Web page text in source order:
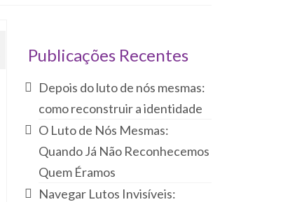
Publicações Recentes
Depois do luto de nós mesmas:
como reconstruir a identidade
O Luto de Nós Mesmas:
Quando Já Não Reconhecemos
Quem Éramos
Navegar Lutos Invisíveis: